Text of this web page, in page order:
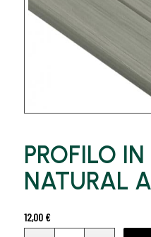
PROFILO
NATURAL
12,00 €